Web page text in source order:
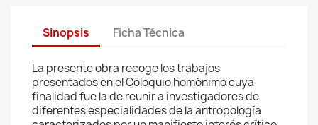
Sinopsis Ficha Técnica
La presente obra recoge los trabajos
presentados en el Coloquio homónimo cuya
finalidad fue la de reunir a investigadores de
diferentes especialidades de la antropología